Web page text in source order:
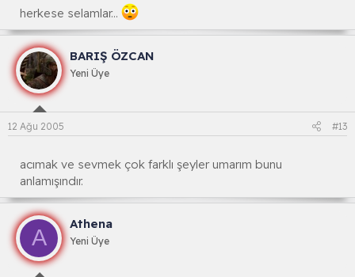
herkese selamlar...
BARIŞ ÖZCAN
Yeni Üye
12 Ağu 2005 #13
acımak ve sevmek çok farklı şeyler umarım bunu
anlamışındır.
A
Athena
Yeni Üye